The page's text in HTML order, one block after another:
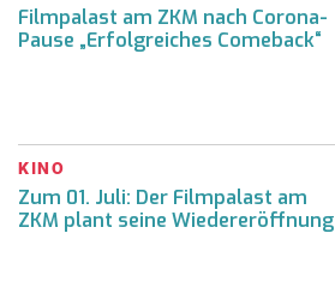
Filmpalast am ZKM nach Corona-
Pause „Erfolgreiches Comeback“
KINO
Zum 01. Juli: Der Filmpalast am
ZKM plant seine Wiedereröffnung